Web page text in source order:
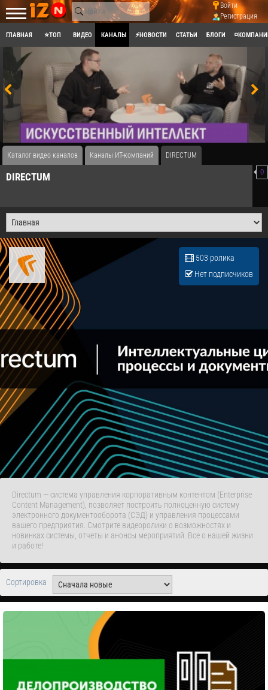
Войти
Регистрация
ГЛАВНАЯ ⭐ТОП ВИДЕО КАНАЛЫ ⚡НОВОСТИ СТАТЬИ БЛОГИ
Каталог видео каналов Каналы ИТ-компаний DIRECTUM
0
DIRECTUM
503 ролика
Нет подписчиков
Directum — система управления корпоративным контентом (Enterprise
Content Management), позволяет построить полноценную систему
электронного документооборота (СЭД) и управления процессами
вашего предприятия. Смотрите видеоролики о возможностях и
новинках системы, отчеты и анонсы мероприятий. Все о нашей жизни
и работе!
Сортировка